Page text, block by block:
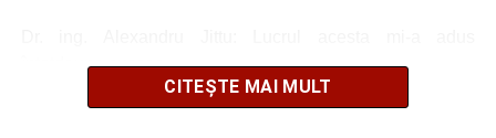
întotdeuna succes
„Nu am lucrat niciodată pentru guverne. În România am
CITEȘTE MAI MULT